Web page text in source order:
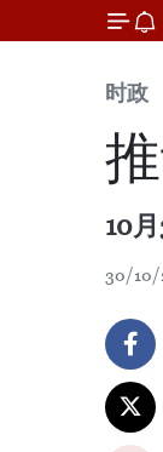
时政
10
30/10/